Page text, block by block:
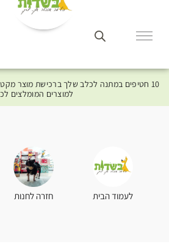
10 חטיפים במתנה לכלב שלך ברכישת מוצר
למוצרים המומלצים
לעמוד הבית חזרה לחנות